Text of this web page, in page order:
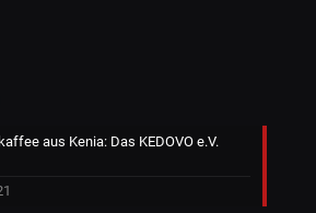
aus Kenia: Das KEDOVO e.V.